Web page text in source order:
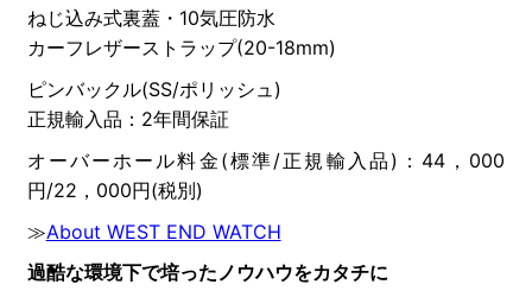
ねじ込み式裏蓋・10気圧防水
カーフレザーストラップ(20-18mm)
ピンバックル(SS/ポリッシュ)
正規輸入品：2年間保証
オーバーホール料金(標準/正規輸入品)：44，000
円/22，000円(税別)
≫About WEST END WATCH
過酷な環境下で培ったノウハウをカタチに